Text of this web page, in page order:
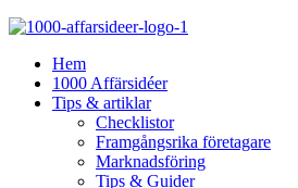
Hem
1000 Affärsidéer
Tips & artiklar
Checklistor
Framgångsrika företagare
Marknadsföring
Tips & Guider